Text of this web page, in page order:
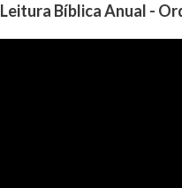
Leitura Bíblica Anual -